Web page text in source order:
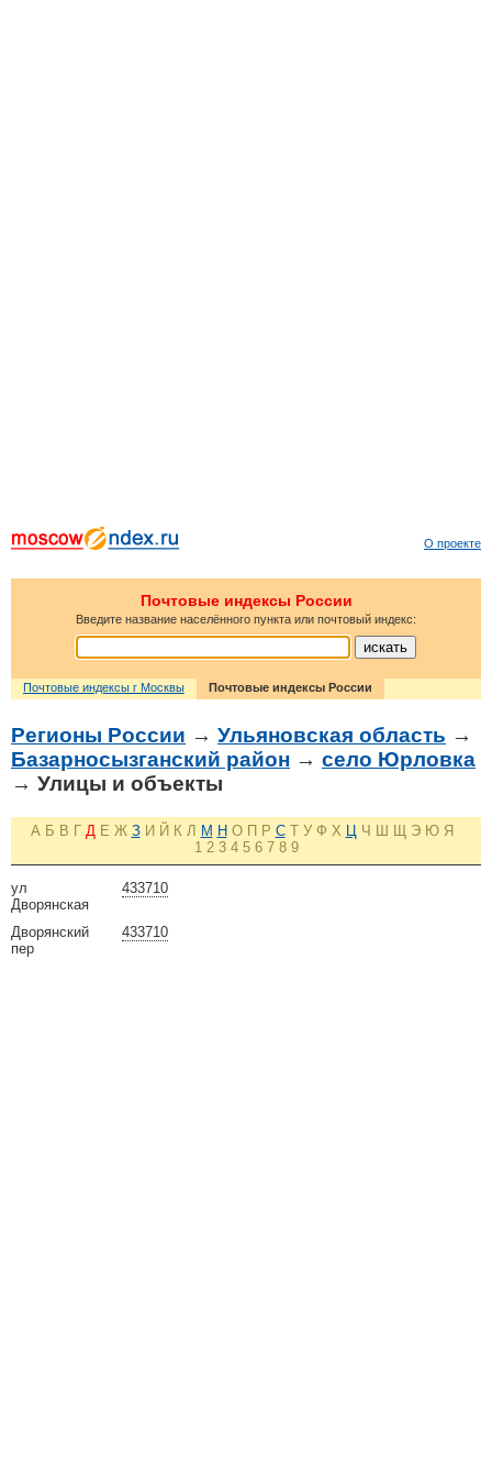
О проекте
Почтовые индексы России
Введите название населённого пункта или почтовый индекс:
Почтовые индексы г Москвы Почтовые индексы России
Регионы России → Ульяновская область →
Базарносызганский район → село Юрловка
→ Улицы и объекты
А Б В Г Д Е Ж З И Й К Л М Н О П Р С Т У Ф Х Ц Ч Ш Щ Э Ю Я
1 2 3 4 5 6 7 8 9
433710
ул
Дворянская
433710
Дворянский
пер